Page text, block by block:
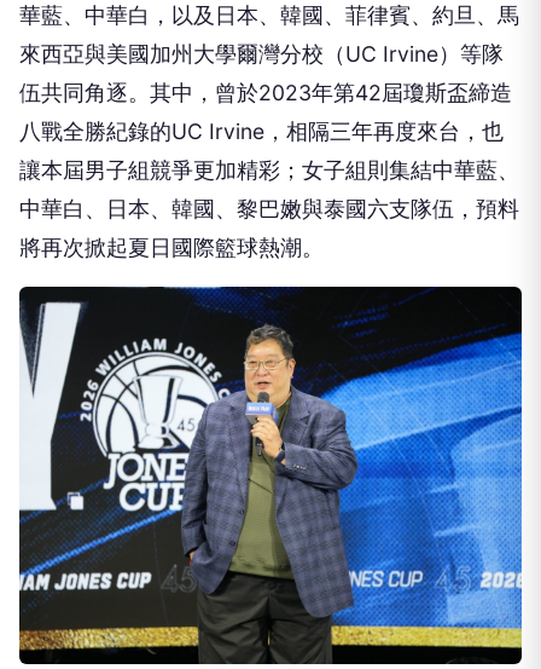
伍共同角逐。其中，曾於2023年第42屆瓊斯盃締造
八戰全勝紀錄的UC Irvine，相隔三年再度來台，也
讓本屆男子組競爭更加精彩；女子組則集結中華藍、
中華白、日本、韓國、黎巴嫩與泰國六支隊伍，預料
將再次掀起夏日國際籃球熱潮。
▲(圖/創新聞記者陳光蘊翻攝2026.08.05)
真正成熟的國際賽事，並非只是邀請更多國家參與，